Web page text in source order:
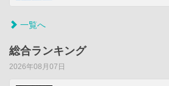
一覧へ
総合ランキング
2026年08月07日